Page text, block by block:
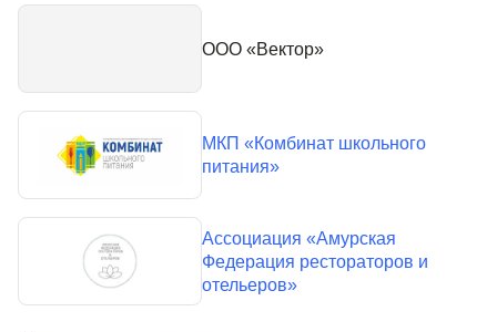
ООО «Вектор»
МКП «Комбинат школьного
питания»
Ассоциация «Амурская
Федерация рестораторов и
отельеров»